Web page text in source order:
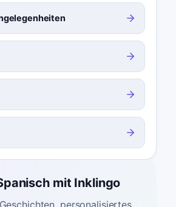
mit Inklingo